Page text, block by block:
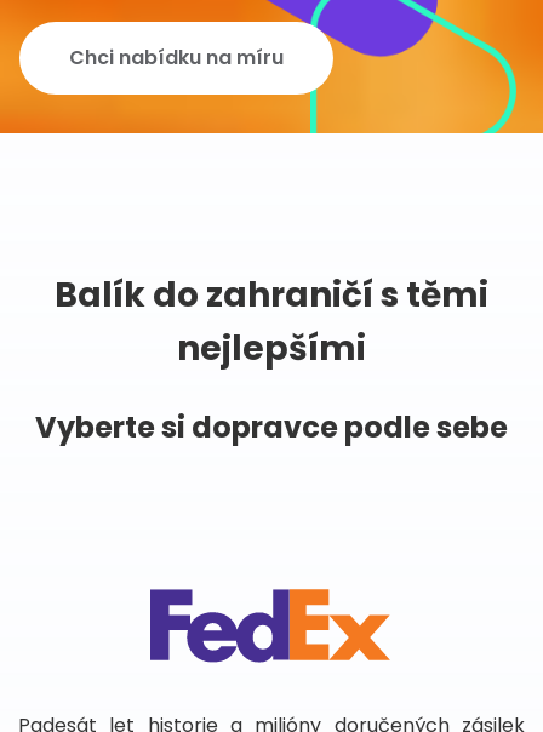
Chci nabídku na míru
Balík do zahraničí s těmi
nejlepšími
Vyberte si dopravce podle sebe
Padesát let historie a milióny doručených zásilek